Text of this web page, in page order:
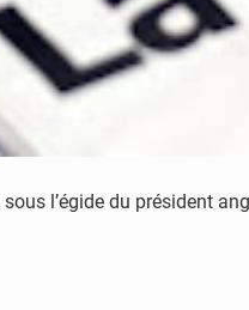
sous l’égide du président